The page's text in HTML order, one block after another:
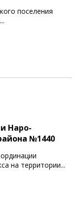
поселения
...
Наро-
№1440
на территории...